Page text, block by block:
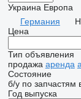
Украина Европа
Германия
Цена
Тип объявления
продажа аренда
Состояние
б/у по запчастям
Год выпуска